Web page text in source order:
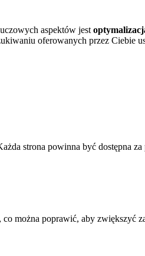
aspektów ‍jest
oferowanych ⁣przez⁤ Ciebie
strona powinna być‌ dostępna
można ​poprawić, aby​ zwiększyć